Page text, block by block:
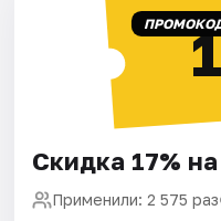
Скидка 17%
Применили: 2 575 раз